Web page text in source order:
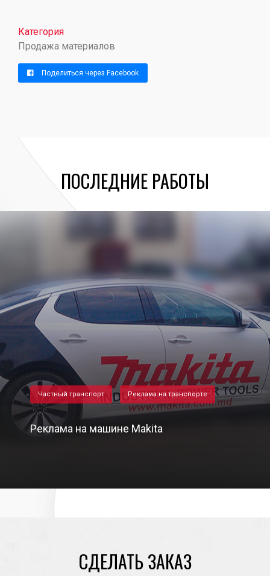
Категория
Продажа материалов
Поделиться через Facebook
ПОСЛЕДНИЕ РАБОТЫ
Частный транспорт Реклама на транспорте
Реклама на машине Makita
СДЕЛАТЬ ЗАКАЗ